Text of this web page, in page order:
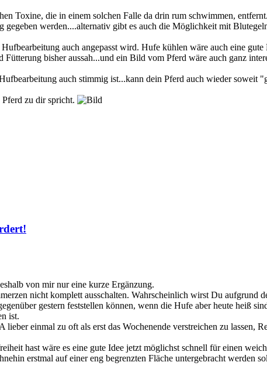
Toxine, die in einem solchen Falle da drin rum schwimmen,
werden....alternativ gibt es auch die Möglichkeit mit
auch angepasst wird. Hufe kühlen wäre auch eine gute
bisher aussah...und ein Bild vom Pferd wäre auch ganz
auch stimmig ist...kann dein Pferd auch wieder soweit
zu dir spricht.
von mir nur eine kurze Ergänzung.
nicht komplett ausschalten. Wahrscheinlich wirst Du
gestern feststellen können, wenn die Hufe aber heute heiß
ist.
einmal zu oft als erst das Wochenende verstreichen zu lassen,
hast wäre es eine gute Idee jetzt möglichst schnell für einen
erstmal auf einer eng begrenzten Fläche untergebracht werden